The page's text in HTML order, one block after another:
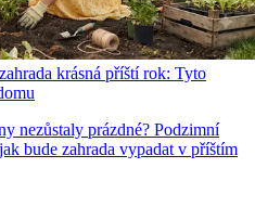
krásná příští rok: Tyto
nezůstaly prázdné? Podzimní
bude zahrada vypadat v příštím